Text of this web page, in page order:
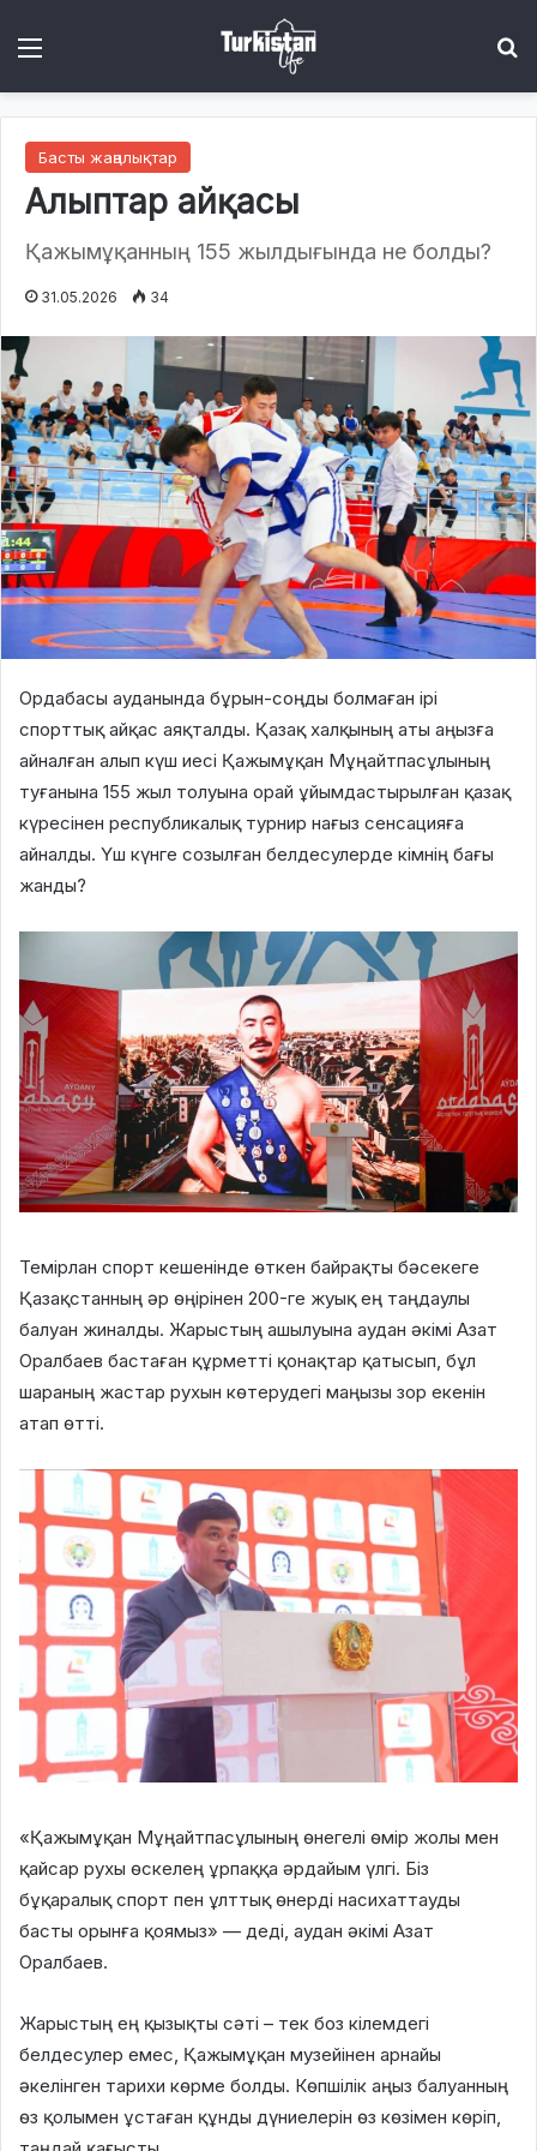
Басты жаңалықтар
Алыптар айқасы
Қажымұқанның 155 жылдығында не болды?
31.05.2026 34
Ордабасы ауданында бұрын-соңды болмаған ірі
спорттық айқас аяқталды. Қазақ халқының аты аңызға
айналған алып күш иесі Қажымұқан Мұңайтпасұлының
туғанына 155 жыл толуына орай ұйымдастырылған қазақ
күресінен республикалық турнир нағыз сенсацияға
айналды. Үш күнге созылған белдесулерде кімнің бағы
жанды?
Темірлан спорт кешенінде өткен байрақты бәсекеге
Қазақстанның әр өңірінен 200-ге жуық ең таңдаулы
балуан жиналды. Жарыстың ашылуына аудан әкімі Азат
Оралбаев бастаған құрметті қонақтар қатысып, бұл
шараның жастар рухын көтерудегі маңызы зор екенін
атап өтті.
«Қажымұқан Мұңайтпасұлының өнегелі өмір жолы мен
қайсар рухы өскелең ұрпаққа әрдайым үлгі. Біз
бұқаралық спорт пен ұлттық өнерді насихаттауды
басты орынға қоямыз» — деді, аудан әкімі Азат
Оралбаев.
Жарыстың ең қызықты сәті – тек боз кілемдегі
белдесулер емес, Қажымұқан музейінен арнайы
әкелінген тарихи көрме болды. Көпшілік аңыз балуанның
өз қолымен ұстаған құнды дүниелерін өз көзімен көріп,